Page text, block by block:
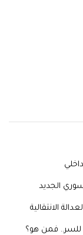
الجديد
الانتقالية
للسر.. فمن هو؟